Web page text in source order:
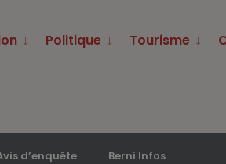
Politique Tourisme
d’enquête Berni Infos